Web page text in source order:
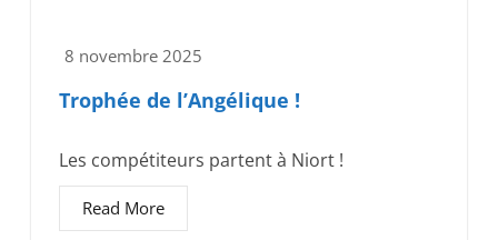
8 novembre 2025
Trophée de l’Angélique !
Les compétiteurs partent à Niort !
Read More